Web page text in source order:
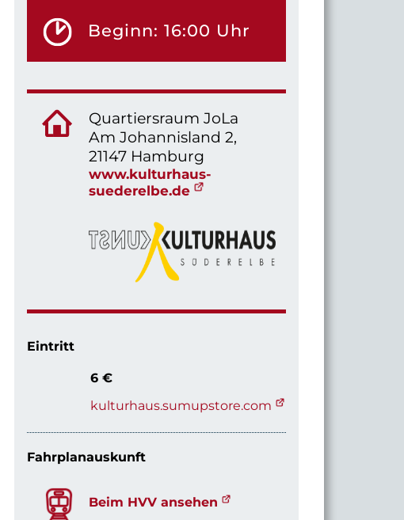
Beginn: 16:00 Uhr
Quartiersraum JoLa
Am Johannisland 2,
21147 Hamburg
www.kulturhaus-
suederelbe.de
Eintritt
6 €
kulturhaus.sumupstore.com
Fahrplanauskunft
Beim HVV ansehen